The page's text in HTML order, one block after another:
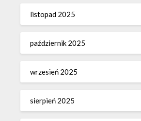
listopad 2025
październik 2025
wrzesień 2025
sierpień 2025